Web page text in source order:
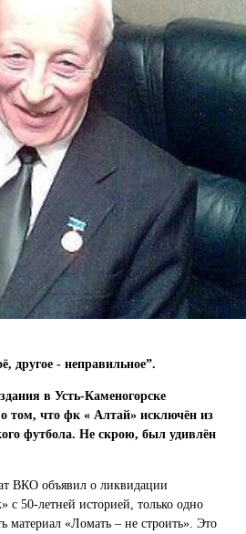
другое - неправильное”.
в Усть-Каменогорске
том, что фк « Алтай» исключён из
футбола. Не скрою, был удивлён
ВКО объявил о ликвидации
с 50-летней историей, только одно
материал «Ломать – не строить». Это